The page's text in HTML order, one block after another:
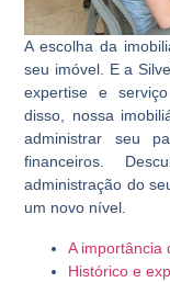
A escolha da
seu imóvel. E a
expertise e
disso, nossa
administrar seu
financeiros.
administração do
um novo nível.
A importância
Histórico e